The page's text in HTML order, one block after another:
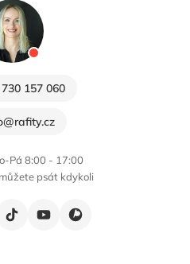
157 060
Pá 8:00 - 17:00
psát kdykoli